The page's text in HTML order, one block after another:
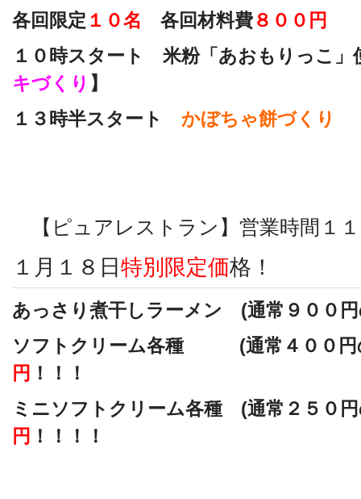
各回限定 １０名 各回材料費８００円
１０時スタート 米粉「あおもりっこ
キづくり 】
１３時半スタート かぼちゃ餅づくり
【ピュアレストラン】営業時間１
１月１８日特別限定価格！
あっさり煮干しラーメン (通常９００
ソフトクリーム各種 (通常４００
円 ！！！
ミニソフトクリーム各種 (通常２５０
円 ！！！！